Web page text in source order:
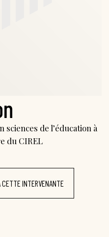
de l’éducation à
du CIREL
CETTE INTERVENANTE